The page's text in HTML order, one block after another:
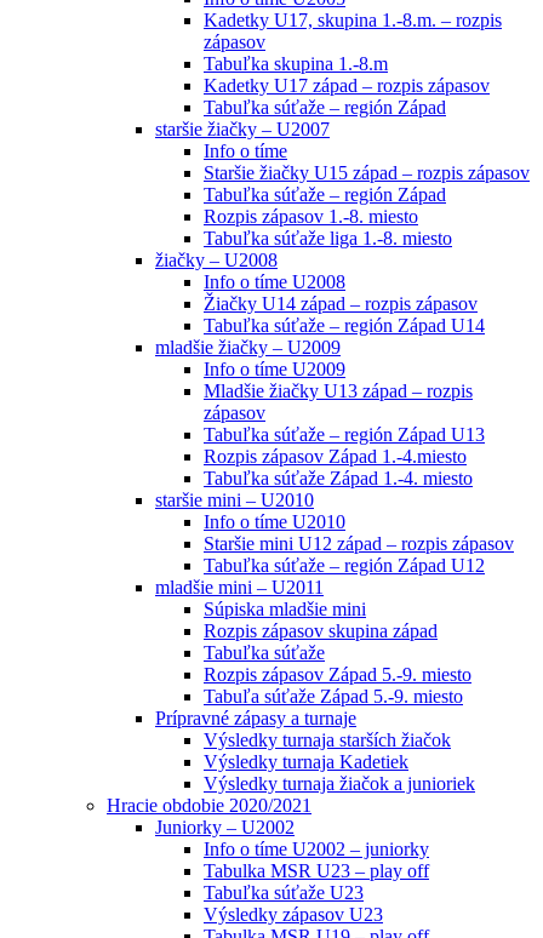
Kadetky U17, skupina 1.-8.m. – rozpis
zápasov
Tabuľka skupina 1.-8.m
Kadetky U17 západ – rozpis zápasov
Tabuľka súťaže – región Západ
staršie žiačky – U2007
Info o tíme
Staršie žiačky U15 západ – rozpis zápasov
Tabuľka súťaže – región Západ
Rozpis zápasov 1.-8. miesto
Tabuľka súťaže liga 1.-8. miesto
žiačky – U2008
Info o tíme U2008
Žiačky U14 západ – rozpis zápasov
Tabuľka súťaže – región Západ U14
mladšie žiačky – U2009
Info o tíme U2009
Mladšie žiačky U13 západ – rozpis
zápasov
Tabuľka súťaže – región Západ U13
Rozpis zápasov Západ 1.-4.miesto
Tabuľka súťaže Západ 1.-4. miesto
staršie mini – U2010
Info o tíme U2010
Staršie mini U12 západ – rozpis zápasov
Tabuľka súťaže – región Západ U12
mladšie mini – U2011
Súpiska mladšie mini
Rozpis zápasov skupina západ
Tabuľka súťaže
Rozpis zápasov Západ 5.-9. miesto
Tabuľa súťaže Západ 5.-9. miesto
Prípravné zápasy a turnaje
Výsledky turnaja starších žiačok
Výsledky turnaja Kadetiek
Výsledky turnaja žiačok a junioriek
Hracie obdobie 2020/2021
Juniorky – U2002
Info o tíme U2002 – juniorky
Tabulka MSR U23 – play off
Tabuľka súťaže U23
Výsledky zápasov U23